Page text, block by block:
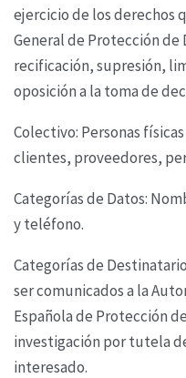
ejercicio de los derechos
General de Protección de
recificación, supresión,
oposición a la toma de
Colectivo: Personas
clientes, proveedores,
Categorías de Datos:
y teléfono.
Categorías de
ser comunicados a la
Española de Protección
investigación por tutela
interesado.